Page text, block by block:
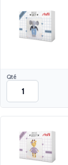
Qté